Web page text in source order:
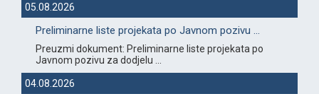
05.08.2026
Preliminarne liste projekata po Javnom pozivu ...
Preuzmi dokument: Preliminarne liste projekata po
Javnom pozivu za dodjelu ...
04.08.2026